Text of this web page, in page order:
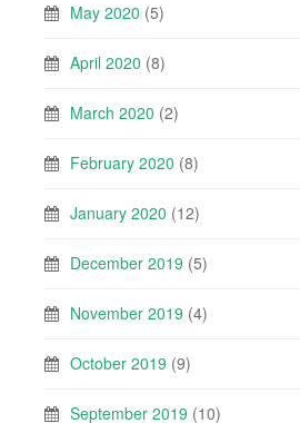
May 2020 (5)
April 2020 (8)
March 2020 (2)
February 2020 (8)
January 2020 (12)
December 2019 (5)
November 2019 (4)
October 2019 (9)
September 2019 (10)